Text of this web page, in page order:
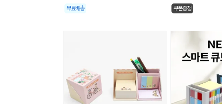
무료배송 쿠폰증정